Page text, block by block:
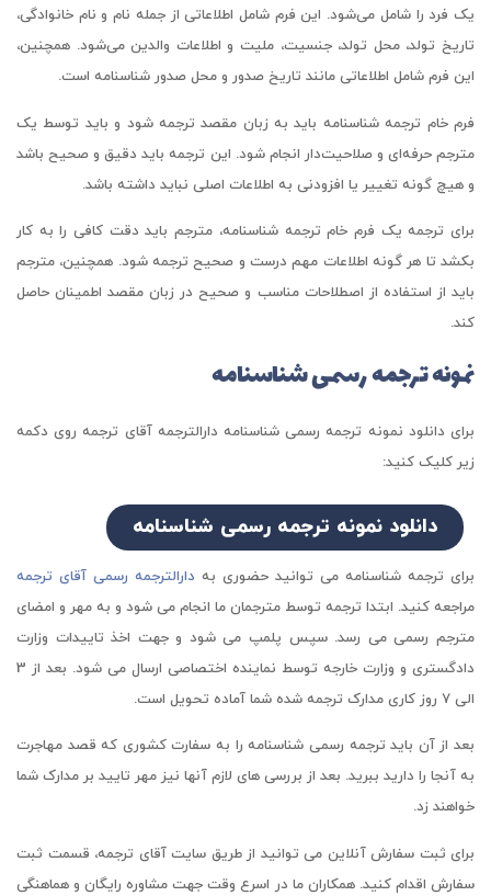
یک فرد را شامل می‌شود. این فرم شامل اطلاعاتی از جمله نام و نام خانوادگی،
تاریخ تولد، محل تولد، جنسیت، ملیت و اطلاعات والدین می‌شود. همچنین،
این فرم شامل اطلاعاتی مانند تاریخ صدور و محل صدور شناسنامه است.
فرم خام ترجمه شناسنامه باید به زبان مقصد ترجمه شود و باید توسط یک
مترجم حرفه‌ای و صلاحیت‌دار انجام شود. این ترجمه باید دقیق و صحیح باشد
و هیچ گونه تغییر یا افزودنی به اطلاعات اصلی نباید داشته باشد.
برای ترجمه یک فرم خام ترجمه شناسنامه، مترجم باید دقت کافی را به کار
بکشد تا هر گونه اطلاعات مهم درست و صحیح ترجمه شود. همچنین، مترجم
باید از استفاده از اصطلاحات مناسب و صحیح در زبان مقصد اطمینان حاصل
کند.
نمونه ترجمه رسمی شناسنامه
برای دانلود نمونه ترجمه رسمی شناسنامه دارالترجمه آقای ترجمه روی دکمه
زیر کلیک کنید:
دانلود نمونه ترجمه رسمی شناسنامه
برای ترجمه شناسنامه می توانید حضوری بهدارالترجمه رسمی آقای ترجمه
مراجعه کنید. ابتدا ترجمه توسط مترجمان ما انجام می شود و به مهر و امضای
مترجم رسمی می رسد. سپس پلمپ می شود و جهت اخذ تاییدات وزارت
دادگستری و وزارت خارجه توسط نماینده اختصاصی ارسال می شود. بعد از 3
الی 7 روز کاری مدارک ترجمه شده شما آماده تحویل است.
بعد از آن باید ترجمه رسمی شناسنامه را به سفارت کشوری که قصد مهاجرت
به آنجا را دارید ببرید. بعد از بررسی های لازم آنها نیز مهر تایید بر مدارک شما
خواهند زد.
برای ثبت سفارش آنلاین می توانید از طریق سایت آقای ترجمه، قسمت ثبت
سفارش اقدام کنید. همکاران ما در اسرع وقت جهت مشاوره رایگان و هماهنگی